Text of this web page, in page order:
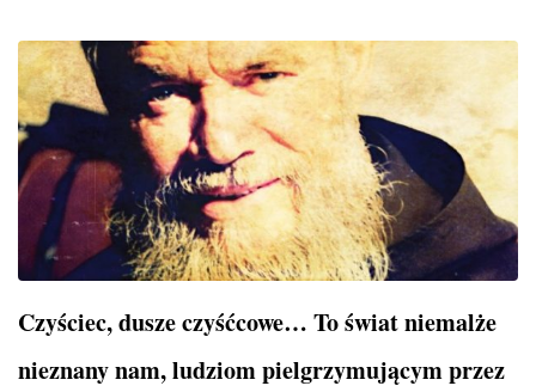
Czyściec, dusze czyśćcowe… To świat niemalże
nieznany nam, ludziom pielgrzymującym przez